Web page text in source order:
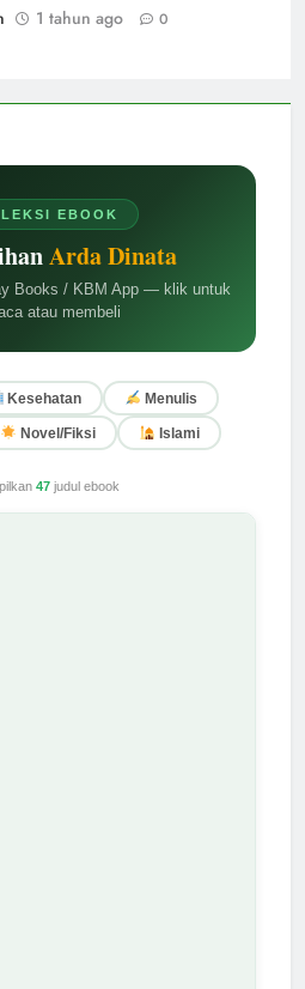
EBOOK
Arda Dinata
Books / KBM App — klik untuk
atau membeli
Kesehatan Menulis
Novel/Fiksi Islami
47judul ebook
1 tahun ago 0